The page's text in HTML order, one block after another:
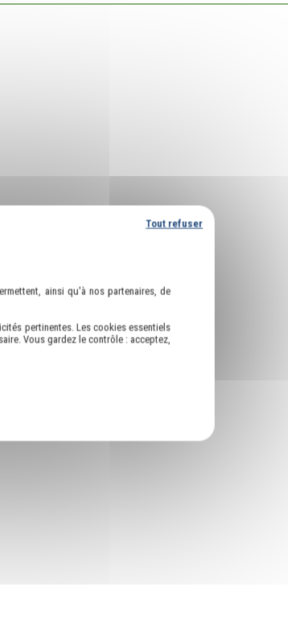
transport sanitaire à :
ainsi qu'à nos partenaires, de
pertinentes. Les cookies essentiels
Vous gardez le contrôle : acceptez,
Tout refuser